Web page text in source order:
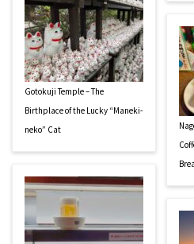
Gotokuji Temple – The
Birthplace of the Lucky “Maneki-
neko” Cat